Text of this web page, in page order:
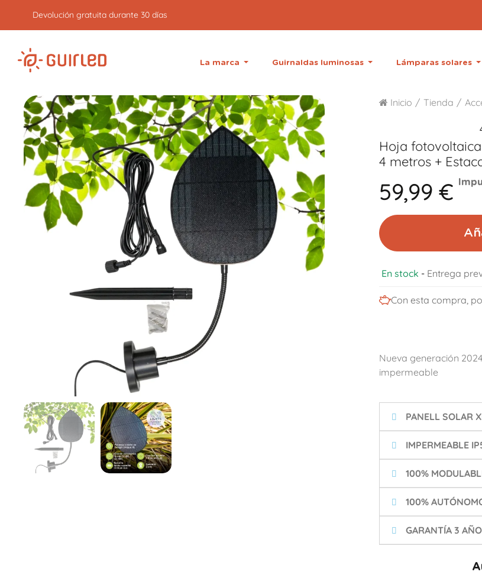
Envío exprés gratuito a partir de 59€
La marca Guirnaldas luminosas Lámparas solares
Inicio Tienda
Hoja
4 metros +
59,99 €
En stock - Entrega
Con esta compra,
Nueva generación
impermeable
PANELL SOLAR
IMPERMEABLE
100%
100%
GARANTÍA 3